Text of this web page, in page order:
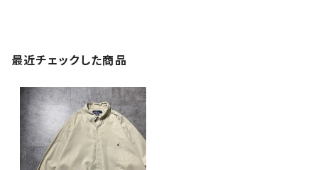
最近チェックした商品